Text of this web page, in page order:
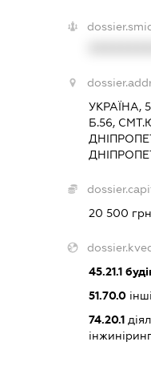
УКРАЇНА,
Б.56,
20 500
45.21.1
51.70.0
74.20.1